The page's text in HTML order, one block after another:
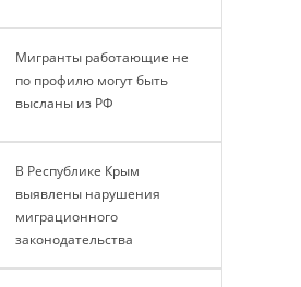
Мигранты работающие не
по профилю могут быть
высланы из РФ
В Республике Крым
выявлены нарушения
миграционного
законодательства